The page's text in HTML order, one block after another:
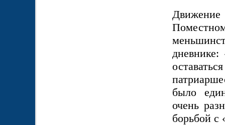
было
очень
борьбой с